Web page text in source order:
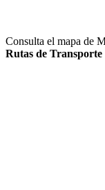
Consulta el mapa de
Rutas de